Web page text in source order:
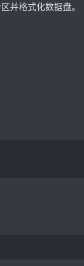
并格式化数据盘。